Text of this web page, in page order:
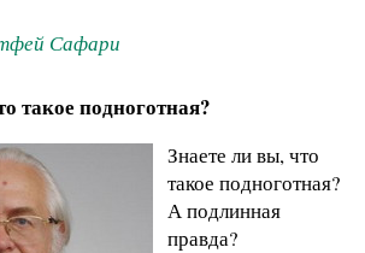
Сафари
такое подноготная?
Знаете ли вы, что
такое подноготная?
А подлинная
правда?